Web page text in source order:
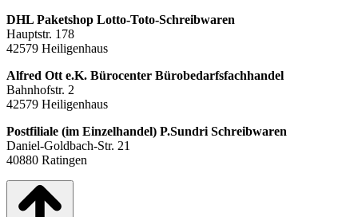
DHL Paketshop Lotto-Toto-Schreibwaren
Hauptstr. 178
42579 Heiligenhaus
Alfred Ott e.K. Bürocenter Bürobedarfsfachhandel
Bahnhofstr. 2
42579 Heiligenhaus
Postfiliale (im Einzelhandel) P.Sundri Schreibwaren
Daniel‑Goldbach‑Str. 21
40880 Ratingen